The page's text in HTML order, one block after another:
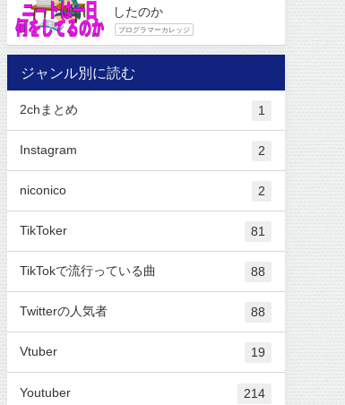
したのか
プログラマーカレッジ
ジャンル別に読む
2chまとめ 1
Instagram 2
niconico 2
TikToker 81
TikTokで流行っている曲 88
Twitterの人気者 88
Vtuber 19
Youtuber 214